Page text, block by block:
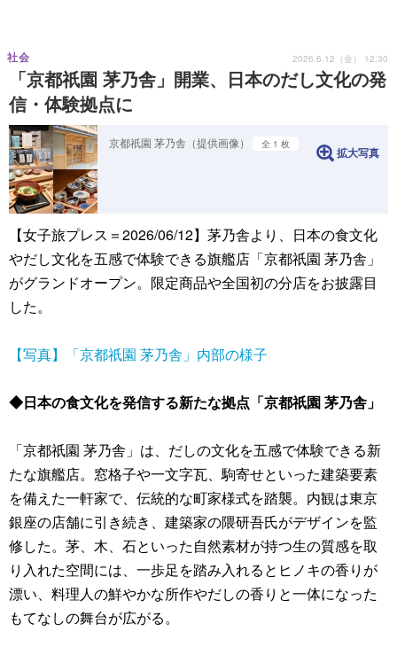
「京都祇園 茅乃舎」開業、日本のだし文化の発
信・体験拠点に
社会 2026.6.12（金） 12:30
京都祇園 茅乃舎（提供画像） 全 1 枚
拡大写真
【女子旅プレス＝2026/06/12】茅乃舎より、日本の食文化
やだし文化を五感で体験できる旗艦店「京都祇園 茅乃舎」
がグランドオープン。限定商品や全国初の分店をお披露目
した。
【写真】「京都祇園 茅乃舎」内部の様子
◆日本の食文化を発信する新たな拠点「京都祇園 茅乃舎」
「京都祇園 茅乃舎」は、だしの文化を五感で体験できる新
たな旗艦店。窓格子や一文字瓦、駒寄せといった建築要素
を備えた一軒家で、伝統的な町家様式を踏襲。内観は東京
銀座の店舗に引き続き、建築家の隈研吾氏がデザインを監
修した。茅、木、石といった自然素材が持つ生の質感を取
り入れた空間には、一歩足を踏み入れるとヒノキの香りが
漂い、料理人の鮮やかな所作やだしの香りと一体になった
もてなしの舞台が広がる。